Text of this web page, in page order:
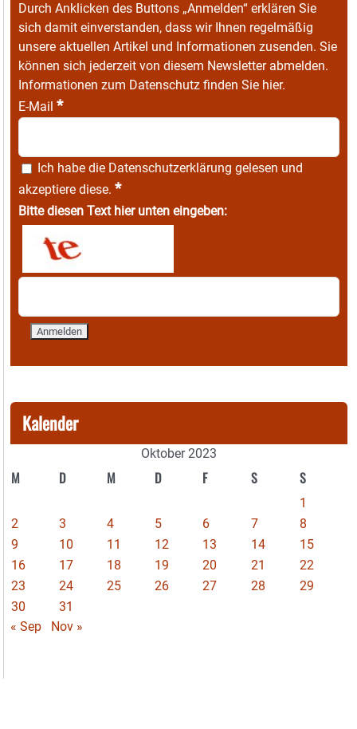
Durch Anklicken des Buttons „Anmelden“ erklären Sie
sich damit einverstanden, dass wir Ihnen regelmäßig
unsere aktuellen Artikel und Informationen zusenden. Sie
können sich jederzeit von diesem Newsletter abmelden.
Informationen zum Datenschutz finden Sie hier.
E-Mail *
Ich habe die Datenschutzerklärung gelesen und
akzeptiere diese. *
Bitte diesen Text hier unten eingeben:
Kalender
Oktober 2023
M D M D F S S
1
2
3 4 5 6 7
8
9
10 11 12 13 14
15
16
17 18 19 20 21
22
23
24 25 26 27 28
29
30
31
« Sep
Nov »